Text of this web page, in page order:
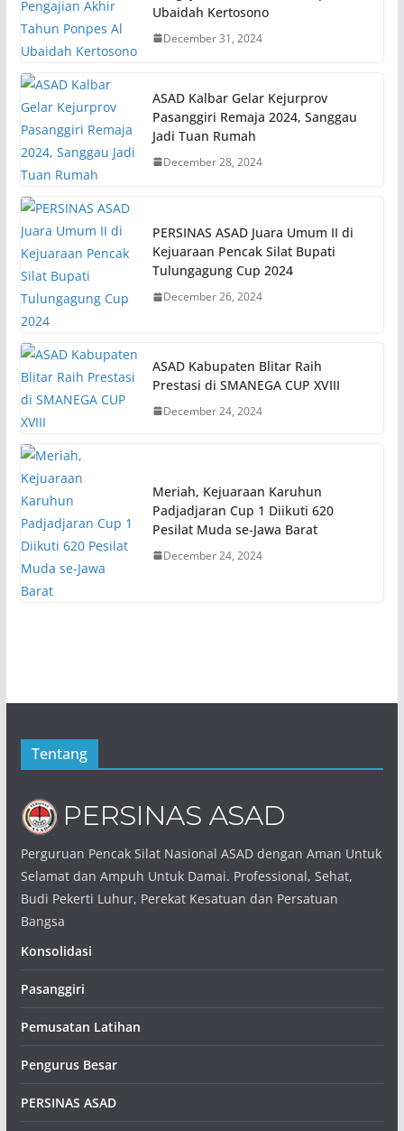
Ubaidah Kertosono
December 31, 2024
ASAD Kalbar Gelar Kejurprov
Pasanggiri Remaja 2024, Sanggau
Jadi Tuan Rumah
December 28, 2024
PERSINAS ASAD Juara Umum II di
Kejuaraan Pencak Silat Bupati
Tulungagung Cup 2024
December 26, 2024
ASAD Kabupaten Blitar Raih
Prestasi di SMANEGA CUP XVIII
December 24, 2024
Meriah, Kejuaraan Karuhun
Padjadjaran Cup 1 Diikuti 620
Pesilat Muda se-Jawa Barat
December 24, 2024
Tentang
Perguruan Pencak Silat Nasional ASAD dengan Aman Untuk
Selamat dan Ampuh Untuk Damai. Professional, Sehat,
Budi Pekerti Luhur, Perekat Kesatuan dan Persatuan
Bangsa
Konsolidasi
Pasanggiri
Pemusatan Latihan
Pengurus Besar
PERSINAS ASAD